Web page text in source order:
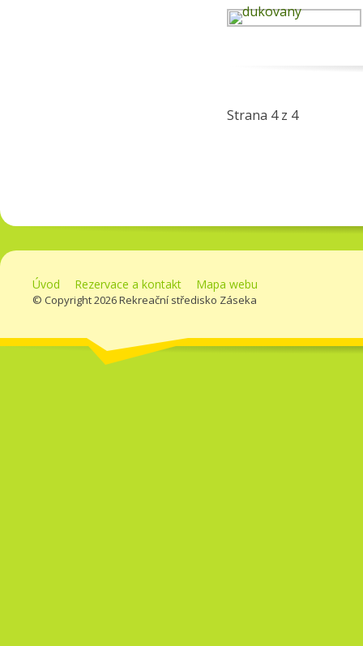
Strana 4 z 4
Úvod Rezervace a kontakt Mapa webu
© Copyright 2026 Rekreační středisko Záseka